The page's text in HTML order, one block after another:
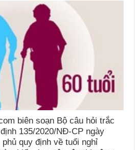
biên soạn Bộ câu hỏi trắc
135/2020/NĐ-CP ngày
quy định về tuổi nghỉ